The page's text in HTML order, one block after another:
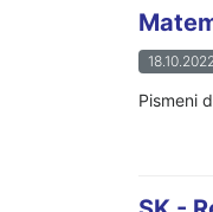
Pismeni